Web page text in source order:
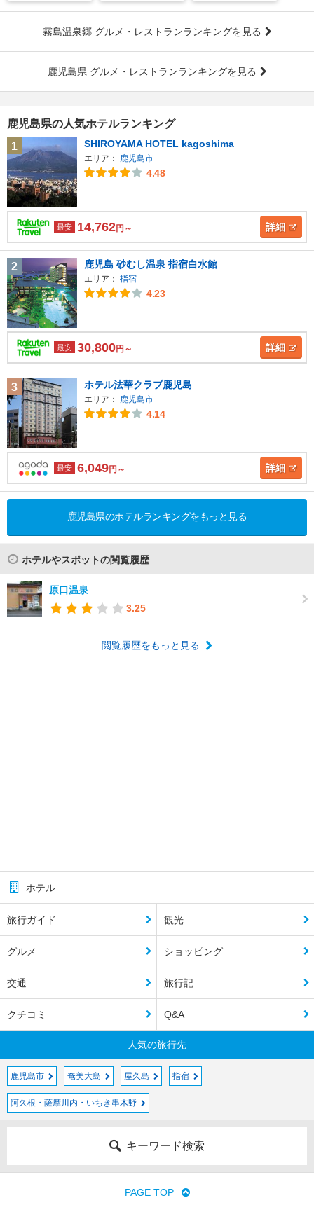
霧島温泉郷 グルメ・レストランランキングを見る
鹿児島県 グルメ・レストランランキングを見る
鹿児島県の人気ホテルランキング
1
SHIROYAMA HOTEL kagoshima
エリア： 鹿児島市
4.48
最安 14,762円～ 詳細
2 鹿児島 砂むし温泉 指宿白水館
エリア： 指宿
4.23
最安 30,800円～ 詳細
3 ホテル法華クラブ鹿児島
エリア： 鹿児島市
4.14
最安 6,049円～ 詳細
鹿児島県のホテルランキングをもっと見る
ホテルやスポットの閲覧履歴
原口温泉
3.25
閲覧履歴をもっと見る
ホテル
旅行ガイド 観光
グルメ ショッピング
交通 旅行記
クチコミ Q&A
人気の旅行先
鹿児島市 奄美大島 屋久島 指宿
阿久根・薩摩川内・いちき串木野
キーワード検索
PAGE TOP